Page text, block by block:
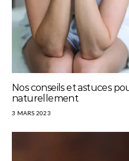
Nos conseils et astuces
naturellement
3 MARS 2023